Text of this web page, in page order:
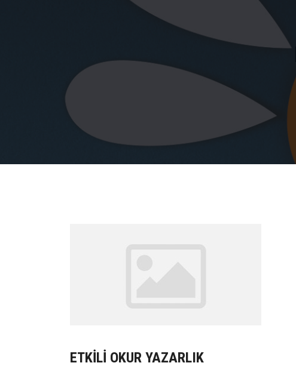
ETKİLİ OKUR YAZARLIK